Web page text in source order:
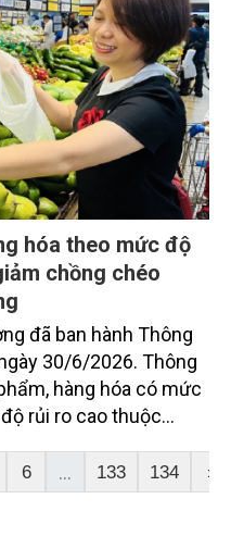
hóa theo mức độ
chồng chéo
đã ban hành Thông
30/6/2026. Thông
hàng hóa có mức
rủi ro cao thuộc
tương ứng với từng
công bố tiêu chuẩn,
6 ... 133 134 ›